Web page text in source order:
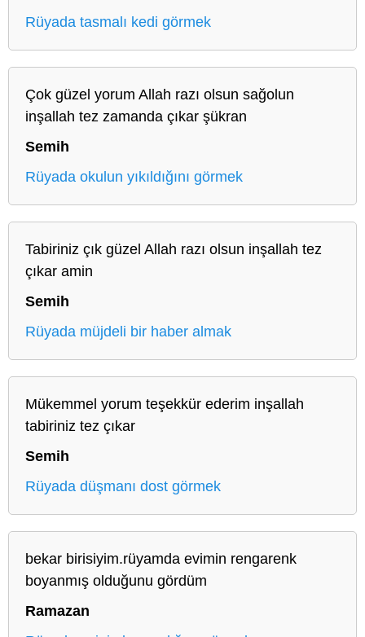
Rüyada tasmalı kedi görmek
Çok güzel yorum Allah razı olsun sağolun
inşallah tez zamanda çıkar şükran
Semih
Rüyada okulun yıkıldığını görmek
Tabiriniz çık güzel Allah razı olsun inşallah tez
çıkar amin
Semih
Rüyada müjdeli bir haber almak
Mükemmel yorum teşekkür ederim inşallah
tabiriniz tez çıkar
Semih
Rüyada düşmanı dost görmek
bekar birisiyim.rüyamda evimin rengarenk
boyanmış olduğunu gördüm
Ramazan